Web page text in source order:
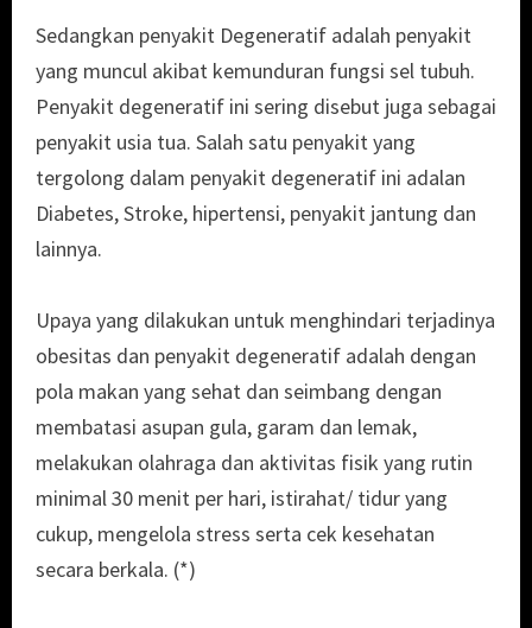
Sedangkan penyakit Degeneratif adalah penyakit
yang muncul akibat kemunduran fungsi sel tubuh.
Penyakit degeneratif ini sering disebut juga sebagai
penyakit usia tua. Salah satu penyakit yang
tergolong dalam penyakit degeneratif ini adalan
Diabetes, Stroke, hipertensi, penyakit jantung dan
lainnya.
Upaya yang dilakukan untuk menghindari terjadinya
obesitas dan penyakit degeneratif adalah dengan
pola makan yang sehat dan seimbang dengan
membatasi asupan gula, garam dan lemak,
melakukan olahraga dan aktivitas fisik yang rutin
minimal 30 menit per hari, istirahat/ tidur yang
cukup, mengelola stress serta cek kesehatan
secara berkala. (*)